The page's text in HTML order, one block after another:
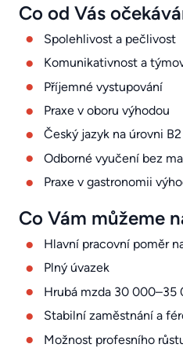
Co od Vás
Spolehlivost a pečlivost
Komunikativnost a
Příjemné vystupování
Praxe v oboru výhodou
Český jazyk na úrovni B2
Odborné vyučení bez
Praxe v gastronomii
Co Vám můžeme
Hlavní pracovní poměr
Plný úvazek
Hrubá mzda 30 000–35
Stabilní zaměstnání a
Možnost profesního